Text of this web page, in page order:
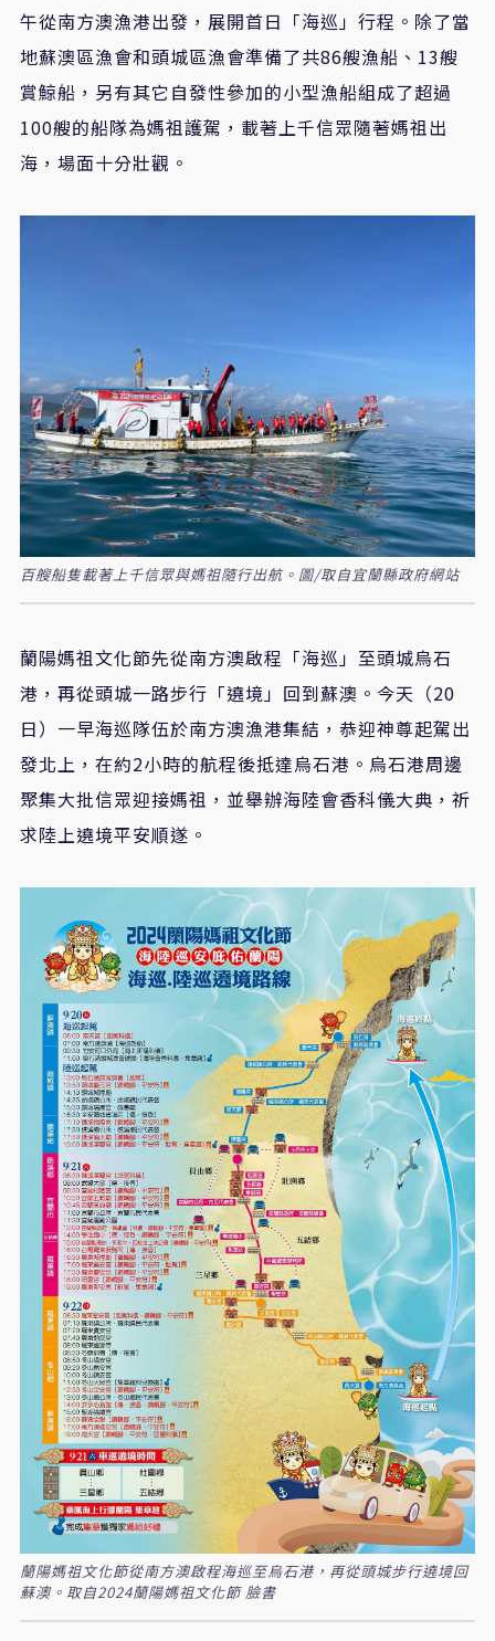
午從南方澳漁港出發，展開首日「海巡」行程。除了當
地蘇澳區漁會和頭城區漁會準備了共86艘漁船、13艘
賞鯨船，另有其它自發性參加的小型漁船組成了超過
100艘的船隊為媽祖護駕，載著上千信眾隨著媽祖出
海，場面十分壯觀。
百艘船隻載著上千信眾與媽祖隨行出航。圖/取自宜蘭縣政府網站
蘭陽媽祖文化節先從南方澳啟程「海巡」至頭城烏石
港，再從頭城一路步行「遶境」回到蘇澳。今天（20
日）一早海巡隊伍於南方澳漁港集結，恭迎神尊起駕出
發北上，在約2小時的航程後抵達烏石港。烏石港周邊
聚集大批信眾迎接媽祖，並舉辦海陸會香科儀大典，祈
求陸上遶境平安順遂。
蘭陽媽祖文化節從南方澳啟程海巡至烏石港，再從頭城步行遶境回
蘇澳。取自2024蘭陽媽祖文化節 臉書